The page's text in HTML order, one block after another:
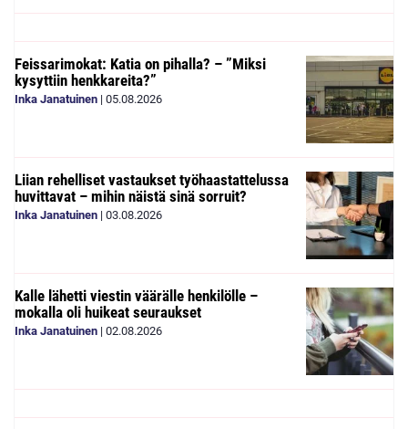
Feissarimokat: Katia on pihalla? – ”Miksi
kysyttiin henkkareita?”
Inka Janatuinen | 05.08.2026
Liian rehelliset vastaukset työhaastattelussa
huvittavat – mihin näistä sinä sorruit?
Inka Janatuinen | 03.08.2026
Kalle lähetti viestin väärälle henkilölle –
mokalla oli huikeat seuraukset
Inka Janatuinen | 02.08.2026